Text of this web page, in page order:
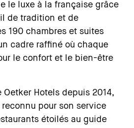
le luxe à la française grâce
de tradition et de
190 chambres et suites
cadre raffiné où chaque
le confort et le bien-être
Oetker Hotels depuis 2014,
reconnu pour son service
étoilés au guide